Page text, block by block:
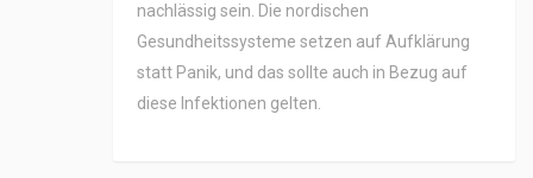
nachlässig sein. Die nordischen
Gesundheitssysteme setzen auf Aufklärung
statt Panik, und das sollte auch in Bezug auf
diese Infektionen gelten.